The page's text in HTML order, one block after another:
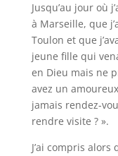
Jusqu’au jour où
à Marseille, que
Toulon et que
jeune fille qui
en Dieu mais ne
avez un
jamais rendez-
rendre visite ? ».
J’ai compris